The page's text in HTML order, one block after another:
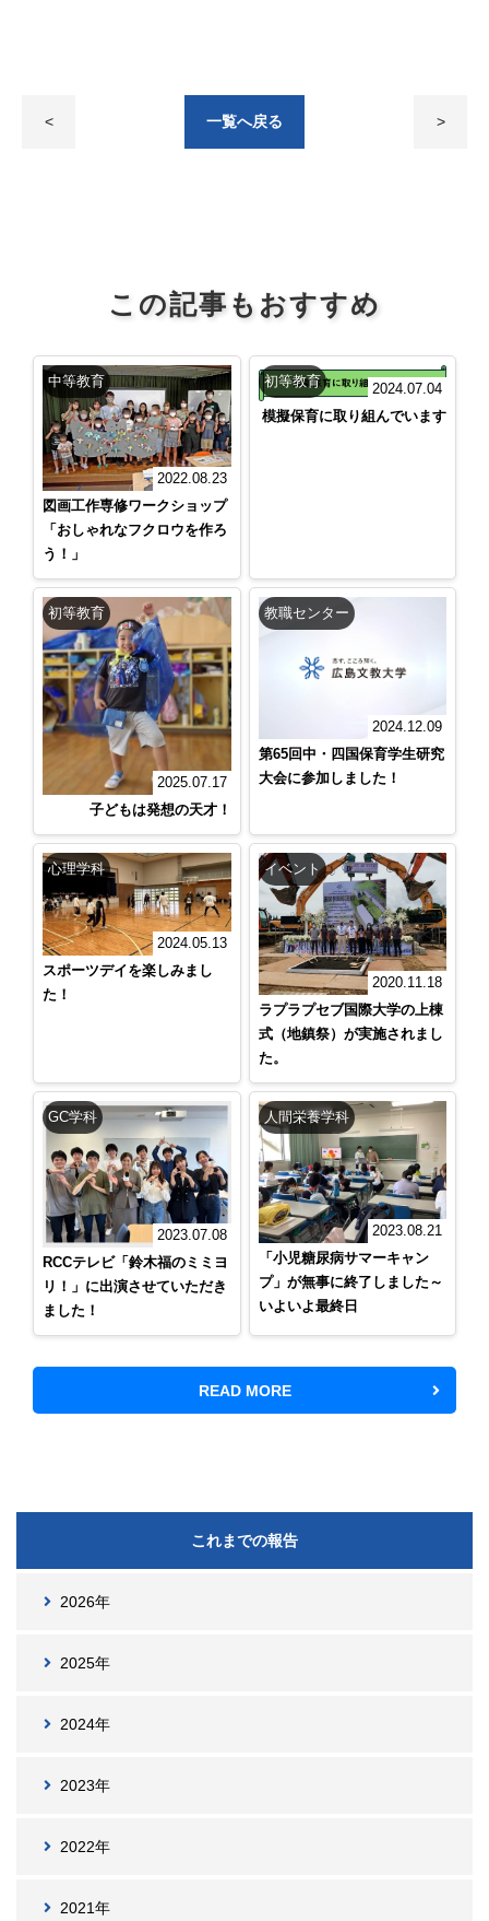
< 一覧へ戻る >
この記事もおすすめ
中等教育
2022.08.23
図画工作専修ワークショップ
「おしゃれなフクロウを作ろ
う！」
初等教育
2024.07.04
模擬保育に取り組んでいます
初等教育
2025.07.17
子どもは発想の天才！
教職センター
2024.12.09
第65回中・四国保育学生研究
大会に参加しました！
心理学科
2024.05.13
スポーツデイを楽しみまし
た！
イベント
2020.11.18
ラプラプセブ国際大学の上棟
式（地鎮祭）が実施されまし
た。
GC学科
2023.07.08
RCCテレビ「鈴木福のミミヨ
リ！」に出演させていただき
ました！
人間栄養学科
2023.08.21
「小児糖尿病サマーキャン
プ」が無事に終了しました～
いよいよ最終日
READ MORE
これまでの報告
2026年
2025年
2024年
2023年
2022年
2021年